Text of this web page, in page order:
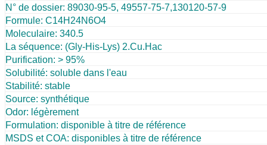
N° de dossier: 89030-95-5, 49557-75-7,130120-57-9
Formule: C14H24N6O4
Moleculaire: 340.5
La séquence: (Gly-His-Lys) 2.Cu.Hac
Purification: > 95%
Solubilité: soluble dans l'eau
Stabilité: stable
Source: synthétique
Odor: légèrement
Formulation: disponible à titre de référence
MSDS et COA: disponibles à titre de référence